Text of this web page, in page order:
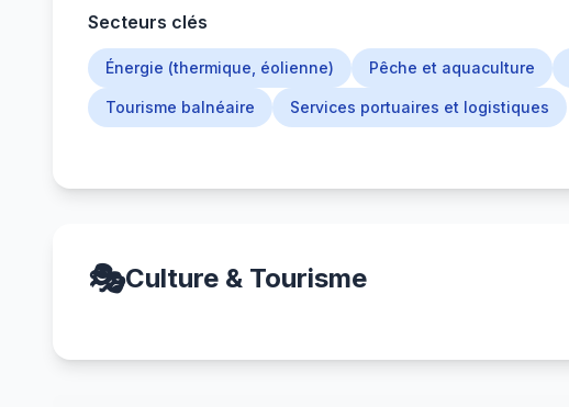
Secteurs clés
Énergie (thermique, éolienne) Pêche et aquaculture
Tourisme balnéaire Services portuaires et logistiques
🎭Culture & Tourisme